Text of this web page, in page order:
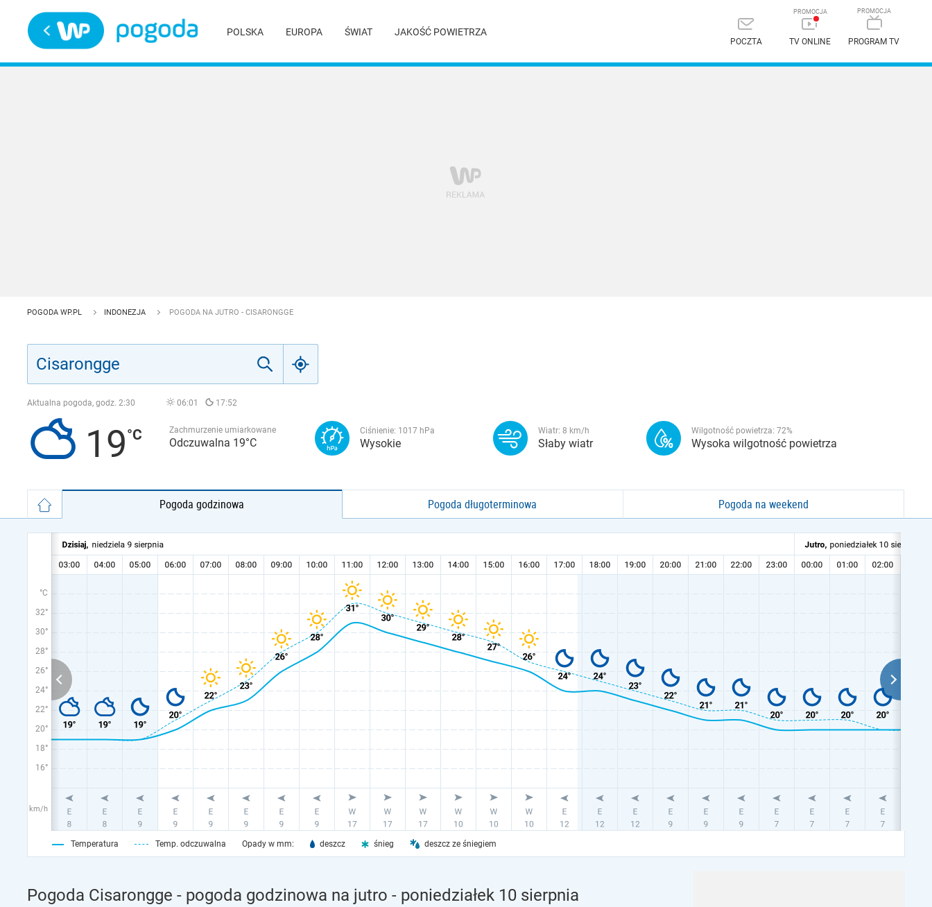
POLSKA EUROPA ŚWIAT JAKOŚĆ POWIETRZA
POCZTA TV ONLINE PROGRAM TV
POGODA WP.PL INDONEZJA POGODA NA JUTRO - CISARONGGE
Aktualna pogoda, godz. 2:30 06:01 17:52
19 Zachmurzenie umiarkowane
Odczuwalna 19°C
Ciśnienie: 1017 hPa
Wysokie
Wiatr: 8 km/h
Słaby wiatr
Wilgotność powietrza: 72%
Wysoka wilgotność powietrza
Pogoda godzinowa Pogoda długoterminowa Pogoda na weekend
°C
32°
30°
28°
26°
24°
22°
20°
18°
16°
km/h
Temperatura Temp. odczuwalna Opady w mm: deszcz śnieg deszcz ze śniegiem
Pogoda Cisarongge - pogoda godzinowa na jutro - poniedziałek 10 sierpnia